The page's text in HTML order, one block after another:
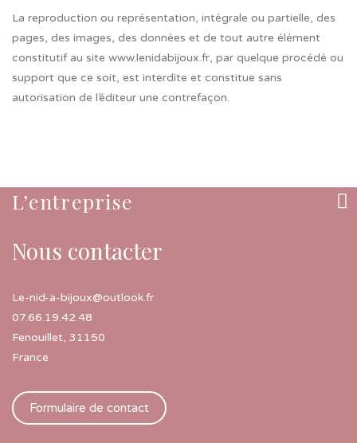
La reproduction ou représentation, intégrale ou partielle, des
pages, des images, des données et de tout autre élément
constitutif au site www.lenidabijoux.fr, par quelque procédé ou
support que ce soit, est interdite et constitue sans
autorisation de l’éditeur une contrefaçon.
L’entreprise
Nous contacter
Le-nid-a-bijoux@outlook.fr
07.66.19.42.48
Fenouillet, 31150
France
Formulaire de contact